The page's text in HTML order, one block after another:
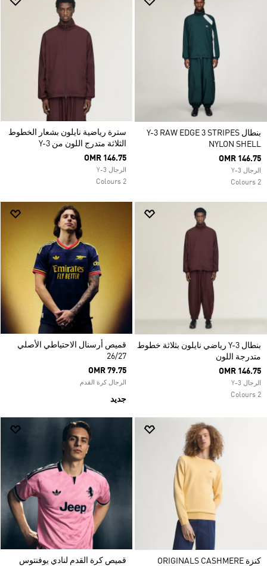
بنطال Y-3 RAW EDGE 3 STRIPES
NYLON SHELL
OMR 146.75
الرجال Y-3
2 Colours
سترة رياضية نايلون بشعار الخطوط
الثلاثة متدرج اللون من Y-3
OMR 146.75
الرجال Y-3
2 Colours
بنطال Y-3 رياضي نايلون بثلاثة خطوط
متدرجة اللون
OMR 146.75
الرجال Y-3
2 Colours
قميص أرسنال الاحتياطي الأصلي
26/27
OMR 79.75
الرجال كرة القدم
جديد
كنزة ORIGINALS CASHMERE قميص كرة القدم لنادي يوفنتوس